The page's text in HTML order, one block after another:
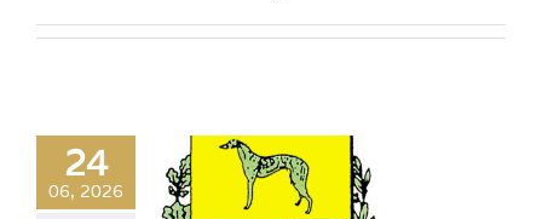
24
06, 2026